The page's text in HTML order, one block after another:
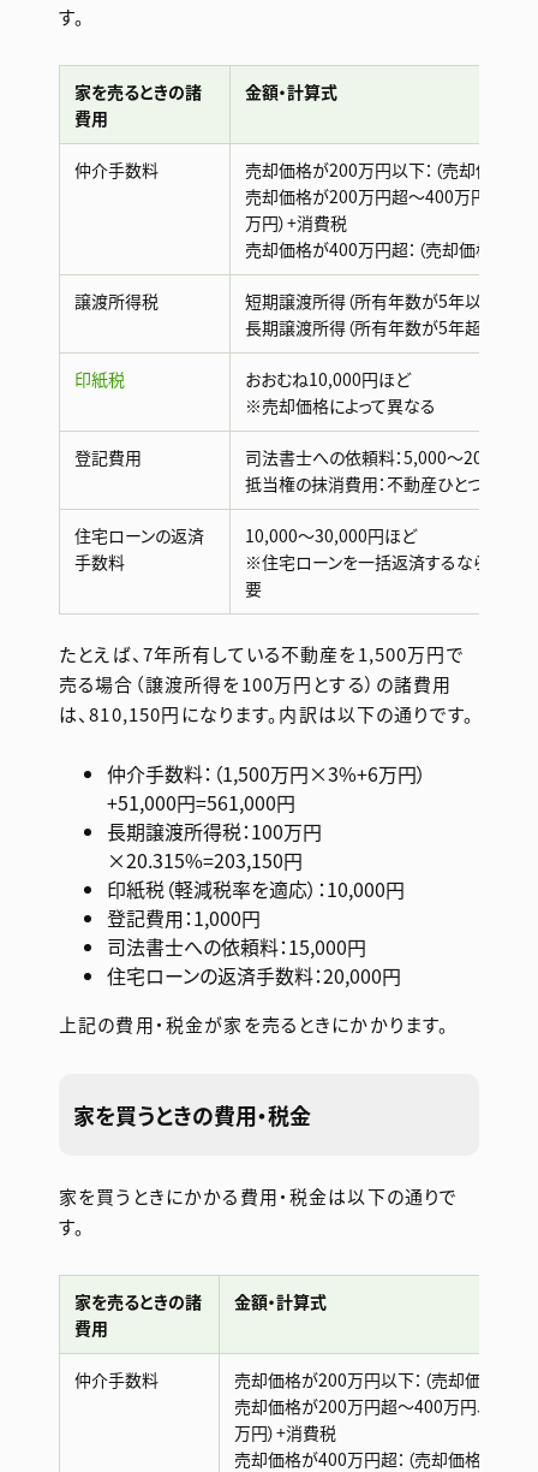
す。
家を売るときの諸
費用
金額・計算式
仲介手数料
売却価格が200万円以下：（売却価格
売却価格が200万円超〜400万円以下
万円）+消費税
売却価格が400万円超：（売却価格
譲渡所得税
短期譲渡所得（所有年数が5年以下）：
長期譲渡所得（所有年数が5年超）：譲
印紙税
おおむね10,000円ほど
※売却価格によって異なる
登記費用
司法書士への依頼料：5,000〜20,000円
抵当権の抹消費用：不動産ひとつにつき
住宅ローンの返済
手数料
10,000〜30,000円ほど
※住宅ローンを一括返済するならば手
要
たとえば、7年所有している不動産を1,500万円で
売る場合（譲渡所得を100万円とする）の諸費用
は、810,150円になります。内訳は以下の通りです。
仲介手数料：（1,500万円×3%+6万円）
+51,000円=561,000円
長期譲渡所得税：100万円
×20.315%=203,150円
印紙税（軽減税率を適応）：10,000円
登記費用：1,000円
司法書士への依頼料：15,000円
住宅ローンの返済手数料：20,000円
上記の費用・税金が家を売るときにかかります。
家を買うときの費用・税金
家を買うときにかかる費用・税金は以下の通りで
す。
家を売るときの諸
費用
金額・計算式
仲介手数料
売却価格が200万円以下：（売却価格
売却価格が200万円超〜400万円以下：
万円）+消費税
売却価格が400万円超：（売却価格